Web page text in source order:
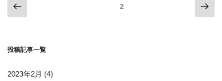
b
o
k
投
稿
ビ
ー
前
の
ジ
ページ2
次
の
投稿記事一覧
2023年2月 (4)